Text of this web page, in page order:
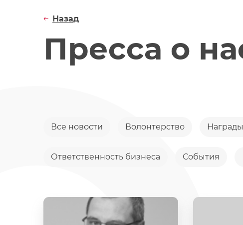
Пресса о
Назад
Все новости Волонтерство
Ответственность бизнеса События